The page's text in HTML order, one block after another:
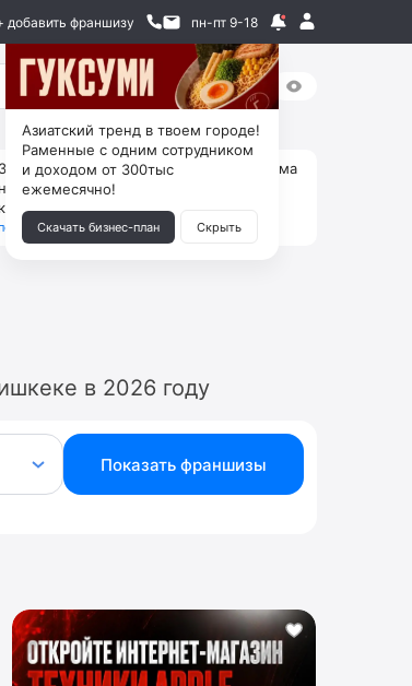
добавить франшизу пн-пт 9-18
За 90 тыс. открой магазин на Авито, дома
ни коробок, ни товара, ни склада, зато
каждый месяц +125 тыс. чистыми
бизнес-план ↓
в 2026 году
Показать франшизы
Азиатский тренд в твоем городе!
Раменные с одним сотрудником
и доходом от 300тыс
ежемесячно!
Скачать бизнес-план Скрыть